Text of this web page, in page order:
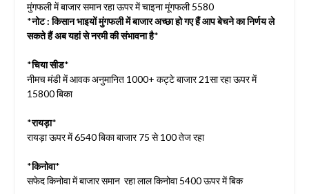
मुंगफली में बाजार समान रहा ऊपर में चाइना मूंगफली 5580
*नोट : किसान भाइयों मुंगफली में बाजार अच्छा हो गए हैं आप बेचने का निर्णय ले
सकते हैं अब यहां से नरमी की संभावना है*
*चिया सीड*
नीमच मंडी में आवक अनुमानित 1000+ कट्टे बाजार 21सा रहा ऊपर में
15800 बिका
*रायड़ा*
रायड़ा ऊपर में 6540 बिका बाजार 75 से 100 तेज रहा
*किनोवा*
सफेद किनोवा में बाजार समान रहा लाल किनोवा 5400 ऊपर में बिक